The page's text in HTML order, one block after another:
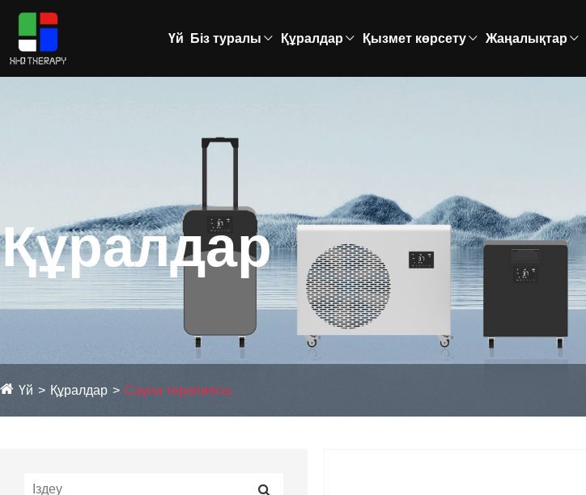
Үй Біз туралы Құралдар Қызмет көрсету Жаңалықтар
Құралдар
Үй Құралдар Сауна терапиясы